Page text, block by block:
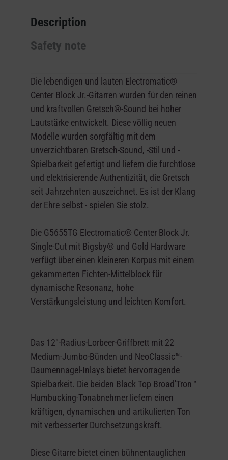
Description
Safety note
Die lebendigen und lauten Electromatic®
Center Block Jr.-Gitarren wurden für den reinen
und kraftvollen Gretsch®-Sound bei hoher
Lautstärke entwickelt. Diese völlig neuen
Modelle wurden sorgfältig mit dem
unverzichtbaren Gretsch-Sound, -Stil und -
Spielbarkeit gefertigt und liefern die furchtlose
und elektrisierende Authentizität, die Gretsch
seit Jahrzehnten auszeichnet. Es ist der Klang
der Ehre selbst - spielen Sie stolz.
Die G5655TG Electromatic® Center Block Jr.
Single-Cut mit Bigsby® und Gold Hardware
verfügt über einen kleineren Korpus mit einem
gekammerten Fichten-Mittelblock für
dynamische Resonanz, hohe
Verstärkungsleistung und leichten Komfort.
Das 12"-Radius-Lorbeer-Griffbrett mit 22
Medium-Jumbo-Bünden und NeoClassic™-
Daumennagel-Inlays bietet hervorragende
Spielbarkeit. Die beiden Black Top Broad'Tron™
Humbucking-Tonabnehmer liefern einen
kräftigen, dynamischen und artikulierten Ton
mit verbesserter Durchsetzungskraft.
Diese Gitarre bietet einen bühnentauglichen